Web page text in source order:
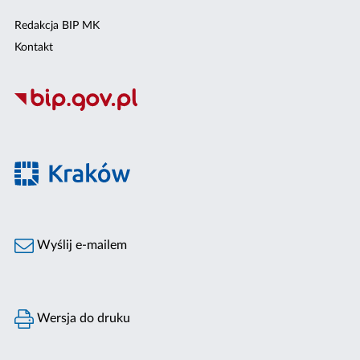
Redakcja BIP MK
Kontakt
Wyślij e-mailem
Wersja do druku